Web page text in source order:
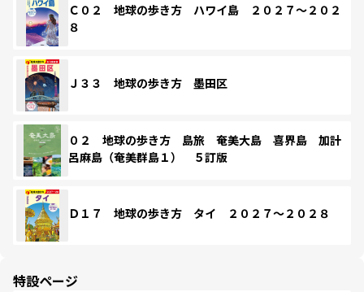
Ｃ０２ 地球の歩き方 ハワイ島 ２０２７～２０２
８
Ｊ３３ 地球の歩き方 墨田区
０２ 地球の歩き方 島旅 奄美大島 喜界島 加計
呂麻島（奄美群島１） ５訂版
Ｄ１７ 地球の歩き方 タイ ２０２７～２０２８
特設ページ